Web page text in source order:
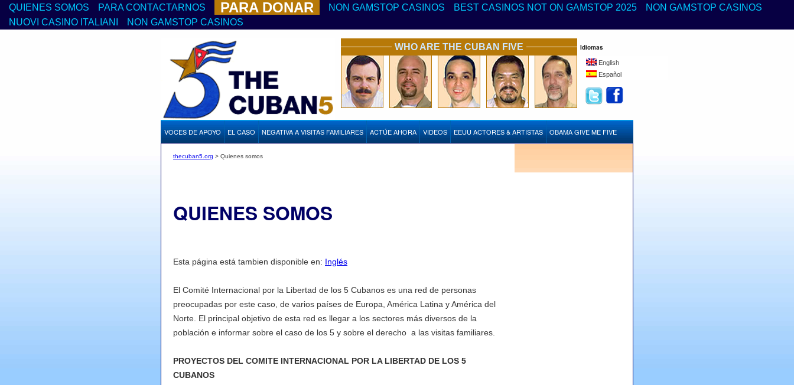
QUIENES SOMOS PARA CONTACTARNOS PARA DONAR NON GAMSTOP CASINOS BEST CASINOS NOT ON GAMSTOP 2025
NON GAMSTOP CASINOS
NUOVI CASINO ITALIANI
NON GAMSTOP CASINOS
WHO ARE THE CUBAN FIVE Idiomas
English
Español
VOCES DE APOYO EL CASO NEGATIVA A VISITAS FAMILIARES ACTÚE AHORA VIDEOS EEUU ACTORES & ARTISTAS OBAMA GIVE ME FIVE
thecuban5.org > Quienes somos
QUIENES SOMOS
Esta página está tambien disponible en: Inglés
El Comité Internacional por la Libertad de los 5 Cubanos es una red de personas
preocupadas por este caso, de varios países de Europa, América Latina y América del
Norte. El principal objetivo de esta red es llegar a los sectores más diversos de la
población e informar sobre el caso de los 5 y sobre el derecho a las visitas familiares.
PROYECTOS DEL COMITE INTERNACIONAL POR LA LIBERTAD DE LOS 5
CUBANOS